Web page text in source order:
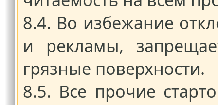
8.4. Во избежание
и рекламы,
грязные поверхности.
8.5. Все прочие